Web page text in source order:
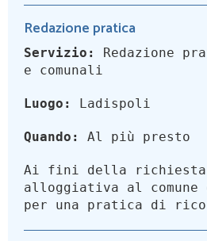
Redazione pratica
Servizio:
Redazione
e comunali
Luogo: Ladispoli
Quando: Al più presto
Ai fini della
alloggiativa al
per una pratica di